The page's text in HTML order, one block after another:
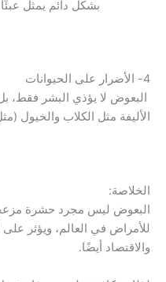
بشكل دائم يمثل
4- الأضرار على الحيوانات
البعوض لا يؤذي البشر فقط،
الأليفة مثل الكلاب والخيول
الخلاصة:
البعوض ليس مجرد حشرة
للأمراض في العالم، ويؤثر على
والاقتصاد أيضًا.